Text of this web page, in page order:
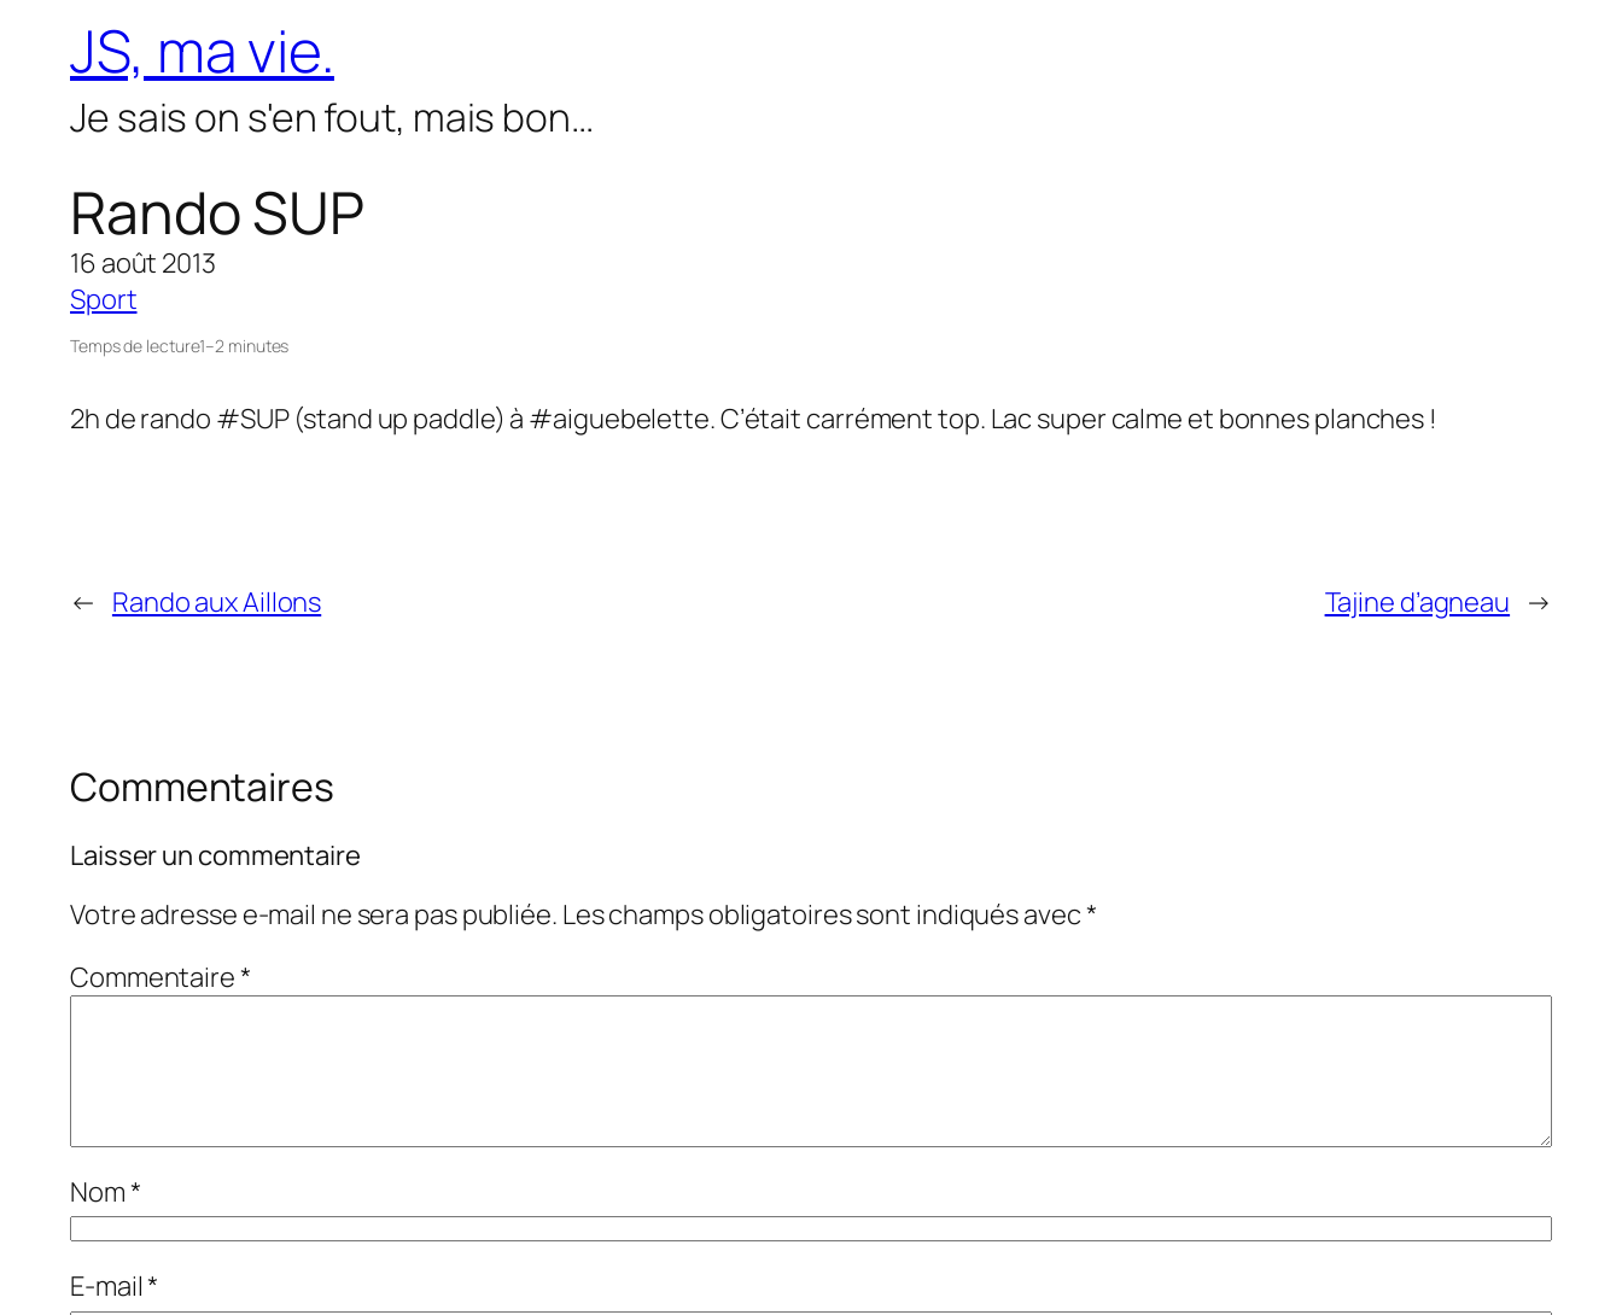
contenu
JS, ma vie.
Je sais on s'en fout, mais bon…
Rando SUP
16 août 2013
Sport
Temps de lecture1–2 minutes
2h de rando #SUP (stand up paddle) à #aiguebelette. C’était carrément top. Lac super calme et bonnes planches !
← Rando aux Aillons Tajine d’agneau →
Commentaires
Laisser un commentaire
Votre adresse e-mail ne sera pas publiée. Les champs obligatoires sont indiqués avec*
Commentaire*
Nom*
E-mail*